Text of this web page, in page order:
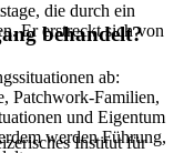
die durch ein
Er erstreckt sich von
behandelt?
ab:
Patchwork-Familien,
und Eigentum
werden Führung,
Institut für